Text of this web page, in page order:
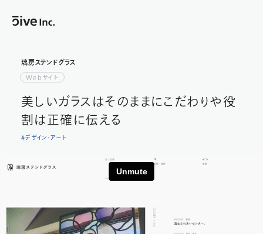
璃
グ
制
作
|
社
ファ
璃房ステンドグラス
Webサイト
美しいガラスはそのままにこだわりや役
割は正確に伝える
#デザイン・アート